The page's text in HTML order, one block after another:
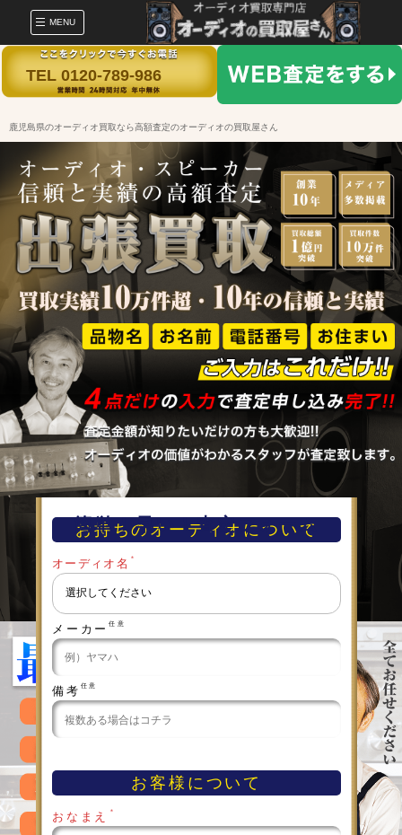
MENU
TEL 0120-789-986
鹿児島県のオーディオ買取なら高額査定のオーディオの買取屋さん
簡単！早い！査定フォーム
お持ちのオーディオについて
オーディオ名 ＊
メーカー 任意
備考 任意
お客様について
おなまえ ＊